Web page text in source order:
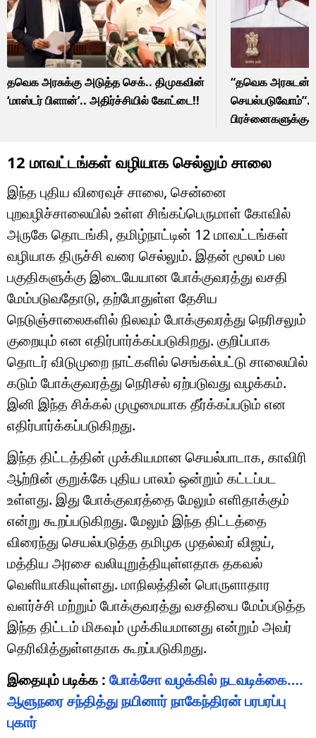
தவெக அரசுக்கு அடுத்த செக்.. திமுகவின்
‘மாஸ்டர் பிளான்’.. அதிர்ச்சியில் கோட்டை!!
“தவெக
12 மாவட்டங்கள் வழியாக செல்லும் சாலை
இந்த புதிய விரைவுச் சாலை, சென்னை
புறவழிச்சாலையில் உள்ள சிங்கப்பெருமாள் கோவில்
அருகே தொடங்கி, தமிழ்நாட்டின் 12 மாவட்டங்கள்
வழியாக திருச்சி வரை செல்லும். இதன் மூலம் பல
பகுதிகளுக்கு இடையேயான போக்குவரத்து வசதி
மேம்படுவதோடு, தற்போதுள்ள தேசிய
நெடுஞ்சாலைகளில் நிலவும் போக்குவரத்து நெரிசலும்
குறையும் என எதிர்பார்க்கப்படுகிறது. குறிப்பாக
தொடர் விடுமுறை நாட்களில் செங்கல்பட்டு சாலையில்
கடும் போக்குவரத்து நெரிசல் ஏற்படுவது வழக்கம்.
இனி இந்த சிக்கல் முழுமையாக தீர்க்கப்படும் என
எதிர்பார்க்கப்படுகிறது.
இந்த திட்டத்தின் முக்கியமான செயல்பாடாக, காவிரி
ஆற்றின் குறுக்கே புதிய பாலம் ஒன்றும் கட்டப்பட
உள்ளது. இது போக்குவரத்தை மேலும் எளிதாக்கும்
என்று கூறப்படுகிறது. மேலும் இந்த திட்டத்தை
விரைந்து செயல்படுத்த தமிழக முதல்வர் விஜய்,
மத்திய அரசை வலியுறுத்தியுள்ளதாக தகவல்
வெளியாகியுள்ளது. மாநிலத்தின் பொருளாதார
வளர்ச்சி மற்றும் போக்குவரத்து வசதியை மேம்படுத்த
இந்த திட்டம் மிகவும் முக்கியமானது என்றும் அவர்
தெரிவித்துள்ளதாக கூறப்படுகிறது.
இதையும் படிக்க : போக்சோ வழக்கில் நடவடிக்கை….
ஆளுநரை சந்தித்து நயினார் நாகேந்திரன் பரபரப்பு
புகார்